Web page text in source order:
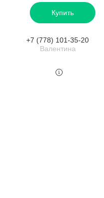
Купить
+7 (778) 101-35-20
Валентина